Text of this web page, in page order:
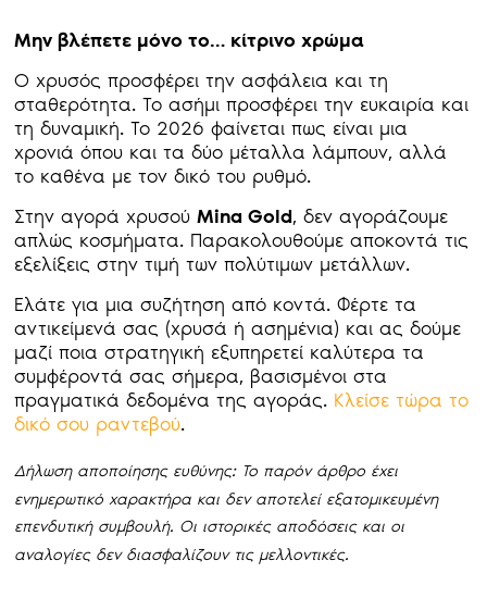
Μην βλέπετε μόνο το… κίτρινο χρώμα
Ο χρυσός προσφέρει την ασφάλεια και τη
σταθερότητα. Το ασήμι προσφέρει την ευκαιρία και
τη δυναμική. Το 2026 φαίνεται πως είναι μια
χρονιά όπου και τα δύο μέταλλα λάμπουν, αλλά
το καθένα με τον δικό του ρυθμό.
Στην αγορά χρυσούMina Gold, δεν αγοράζουμε
απλώς κοσμήματα. Παρακολουθούμε αποκοντά τις
εξελίξεις στην τιμή των πολύτιμων μετάλλων.
Ελάτε για μια συζήτηση από κοντά. Φέρτε τα
αντικείμενά σας (χρυσά ή ασημένια) και ας δούμε
μαζί ποια στρατηγική εξυπηρετεί καλύτερα τα
συμφέροντά σας σήμερα, βασισμένοι στα
πραγματικά δεδομένα της αγοράς. Κλείσε τώρα το
δικό σου ραντεβού.
Δήλωση αποποίησης ευθύνης: Το παρόν άρθρο έχει
ενημερωτικό χαρακτήρα και δεν αποτελεί εξατομικευμένη
επενδυτική συμβουλή. Οι ιστορικές αποδόσεις και οι
αναλογίες δεν διασφαλίζουν τις μελλοντικές.